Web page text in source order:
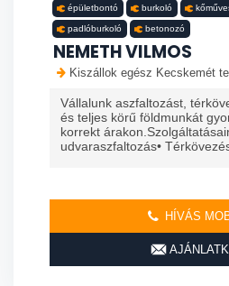
épületbontó burkoló
padlóburkoló betonozó
NEMETH VILMOS
Kiszállok egész Kecskemét
Vállalunk aszfaltozást,
és teljes körű földmunkát
korrekt
udvaraszfaltozás•
HÍVÁS